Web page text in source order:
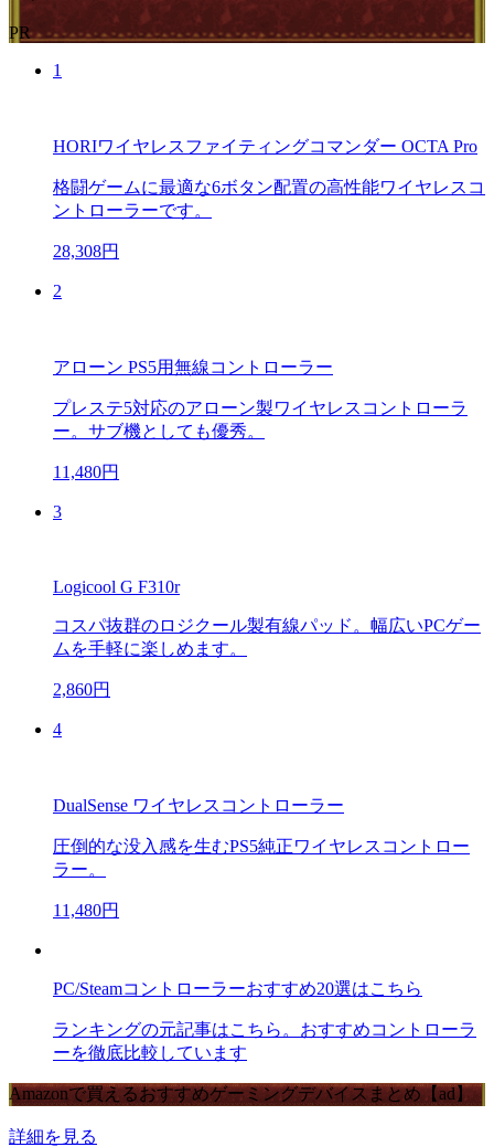
PR
1
HORIワイヤレスファイティングコマンダー OCTA Pro
格闘ゲームに最適な6ボタン配置の高性能ワイヤレスコ
ントローラーです。
28,308円
2
アローン PS5用無線コントローラー
プレステ5対応のアローン製ワイヤレスコントローラ
ー。サブ機としても優秀。
11,480円
3
Logicool G F310r
コスパ抜群のロジクール製有線パッド。幅広いPCゲー
ムを手軽に楽しめます。
2,860円
4
DualSense ワイヤレスコントローラー
圧倒的な没入感を生むPS5純正ワイヤレスコントロー
ラー。
11,480円
PC/Steamコントローラーおすすめ20選はこちら
ランキングの元記事はこちら。おすすめコントローラ
ーを徹底比較しています
Amazonで買えるおすすめゲーミングデバイスまとめ【ad】
詳細を見る